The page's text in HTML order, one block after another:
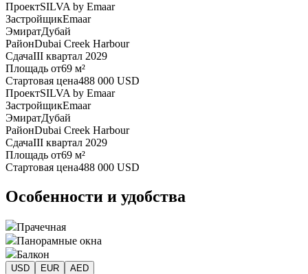
ПроектSILVA by Emaar
ЗастройщикEmaar
ЭмиратДубай
РайонDubai Creek Harbour
СдачаIII квартал 2029
Площадь от69 м²
Стартовая цена488 000 USD
ПроектSILVA by Emaar
ЗастройщикEmaar
ЭмиратДубай
РайонDubai Creek Harbour
СдачаIII квартал 2029
Площадь от69 м²
Стартовая цена488 000 USD
Особенности и удобства
Прачечная
Панорамные окна
Балкон
USD EUR AED